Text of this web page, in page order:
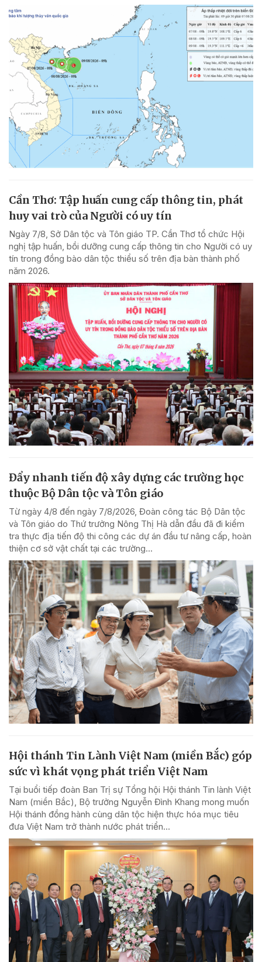
Cần Thơ: Tập huấn cung cấp thông tin, phát
huy vai trò của Người có uy tín
Ngày 7/8, Sở Dân tộc và Tôn giáo TP. Cần Thơ tổ chức Hội
nghị tập huấn, bồi dưỡng cung cấp thông tin cho Người có uy
tín trong đồng bào dân tộc thiểu số trên địa bàn thành phố
năm 2026.
Đẩy nhanh tiến độ xây dựng các trường học
thuộc Bộ Dân tộc và Tôn giáo
Từ ngày 4/8 đến ngày 7/8/2026, Đoàn công tác Bộ Dân tộc
và Tôn giáo do Thứ trưởng Nông Thị Hà dẫn đầu đã đi kiểm
tra thực địa tiến độ thi công các dự án đầu tư nâng cấp, hoàn
thiện cơ sở vật chất tại các trường...
Hội thánh Tin Lành Việt Nam (miền Bắc) góp
sức vì khát vọng phát triển Việt Nam
Tại buổi tiếp đoàn Ban Trị sự Tổng hội Hội thánh Tin lành Việt
Nam (miền Bắc), Bộ trưởng Nguyễn Đình Khang mong muốn
Hội thánh đồng hành cùng dân tộc hiện thực hóa mục tiêu
đưa Việt Nam trở thành nước phát triển...